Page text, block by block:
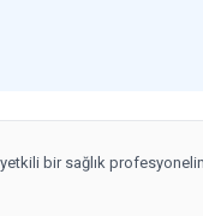
bir sağlık